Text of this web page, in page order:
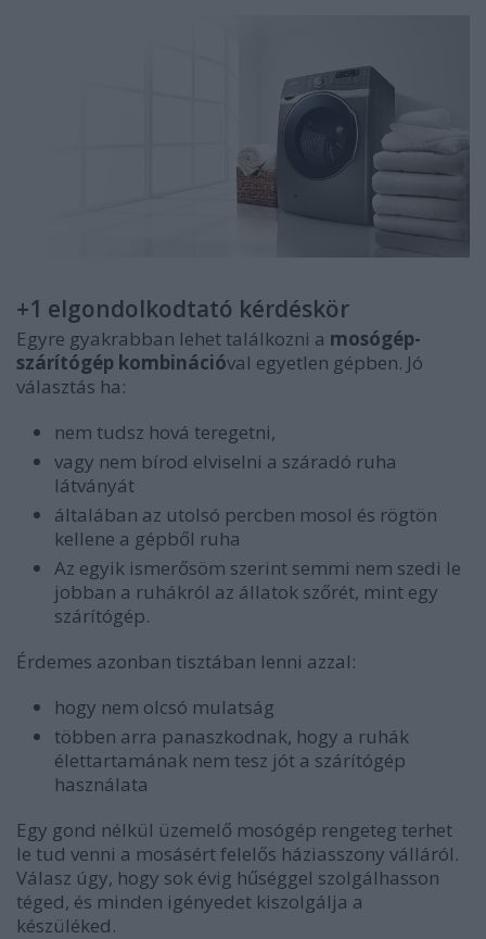
+1 elgondolkodtató kérdéskör
Egyre gyakrabban lehet találkozni a mosógép-
szárítógép kombinációval egyetlen gépben. Jó
választás ha:
nem tudsz hová teregetni,
vagy nem bírod elviselni a száradó ruha
látványát
általában az utolsó percben mosol és rögtön
kellene a gépből ruha
Az egyik ismerősöm szerint semmi nem szedi le
jobban a ruhákról az állatok szőrét, mint egy
szárítógép.
Érdemes azonban tisztában lenni azzal:
hogy nem olcsó mulatság
többen arra panaszkodnak, hogy a ruhák
élettartamának nem tesz jót a szárítógép
használata
Egy gond nélkül üzemelő mosógép rengeteg terhet
le tud venni a mosásért felelős háziasszony válláról.
Válasz úgy, hogy sok évig hűséggel szolgálhasson
téged, és minden igényedet kiszolgálja a
készüléked.